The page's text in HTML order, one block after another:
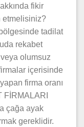
fikir
etmelisiniz?
tadilat
rekabet
olumsuz
içerisinde
firma oranı
FİRMALARI
çağa ayak
gereklidir.